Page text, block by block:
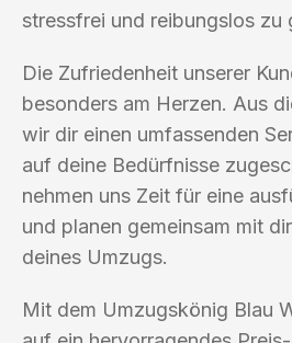
stressfrei und reibungslos zu
Die Zufriedenheit unserer
besonders am Herzen. Aus
wir dir einen umfassenden
auf deine Bedürfnisse
nehmen uns Zeit für eine
und planen gemeinsam mit
deines Umzugs.
Mit dem Umzugskönig Blau